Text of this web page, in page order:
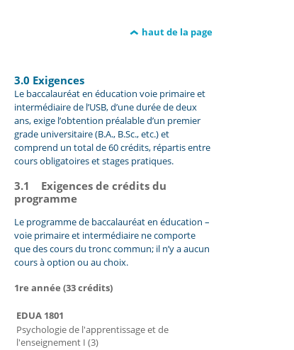
haut de la page
3.0 Exigences
Le baccalauréat en éducation voie primaire et
intermédiairede l’USB, d’une durée de deux
ans, exige l’obtention préalable d’un premier
grade universitaire (B.A., B.Sc., etc.) et
comprend un total de 60 crédits, répartis entre
cours obligatoires et stages pratiques.
3.1 Exigences de crédits du
programme
Le programme de baccalauréat en éducation –
voie primaire et intermédiaire ne comporte
que des cours du tronc commun; il n’y a aucun
cours à option ou au choix.
1re année (33 crédits)
EDUA 1801
Psychologie de l'apprentissage et de
l'enseignement I (3)